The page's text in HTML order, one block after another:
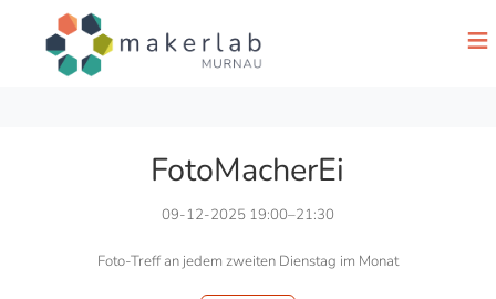
≡
FotoMacherEi
09-12-2025 19:00–21:30
Foto-Treff an jedem zweiten Dienstag im Monat